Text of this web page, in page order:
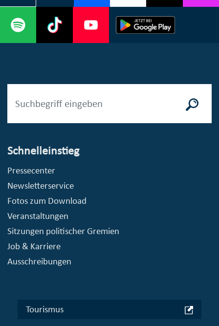
Schnelleinstieg
Pressecenter
Newsletterservice
Fotos zum Download
Veranstaltungen
Sitzungen politischer Gremien
Job & Karriere
Ausschreibungen
Tourismus